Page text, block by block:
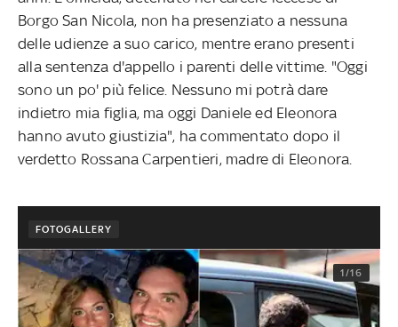
Borgo San Nicola, non ha presenziato a nessuna
delle udienze a suo carico, mentre erano presenti
alla sentenza d'appello i parenti delle vittime. "Oggi
sono un po' più felice. Nessuno mi potrà dare
indietro mia figlia, ma oggi Daniele ed Eleonora
hanno avuto giustizia", ha commentato dopo il
verdetto Rossana Carpentieri, madre di Eleonora.
FOTOGALLERY
1/16